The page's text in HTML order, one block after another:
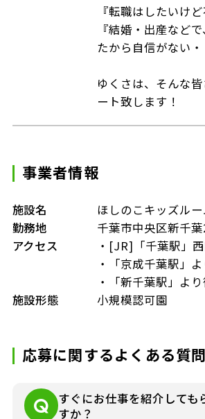
『転職はしたいけ
『結婚・出産など
たから自信がない・
ゆくさは、そんな
ート致します！
事業者情報
施設名
ほしのこキッズルー
勤務地
千葉市中央区新千
アクセス
・[JR]「千葉駅」
・「京成千葉駅」
・「新千葉駅」よ
施設形態
小規模認可園
応募に関するよくある質問
すぐにお仕事を紹介しても
すか？